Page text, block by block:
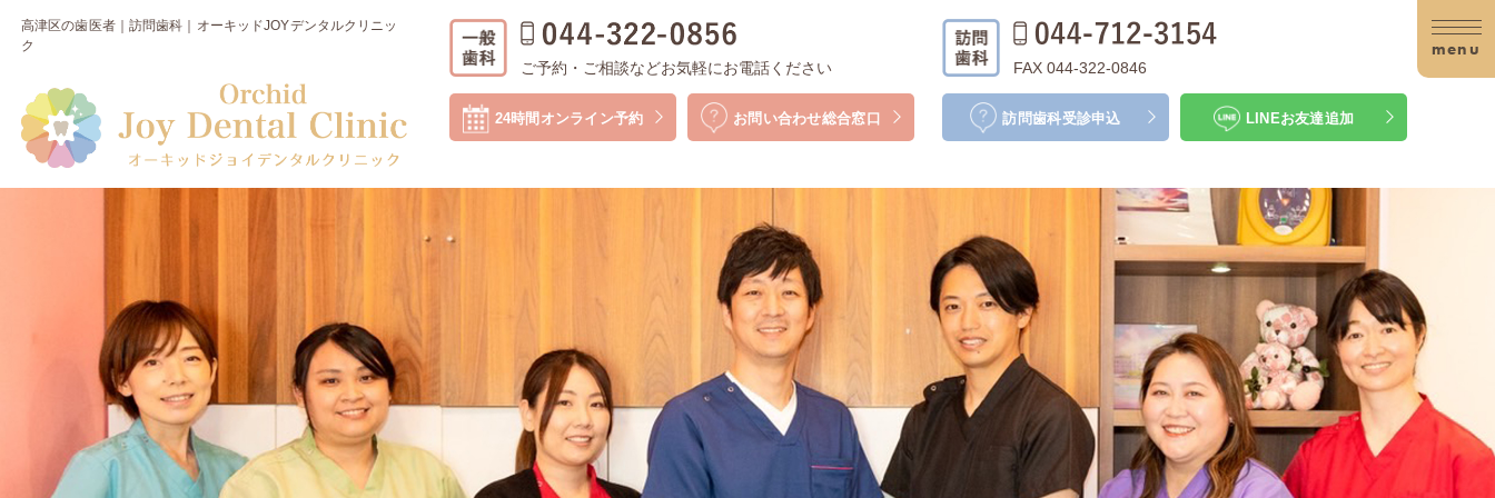
高津区の歯医者｜訪問歯科｜オーキッドJOYデンタルクリニッ
ク
ご予約・ご相談などお気軽にお電話ください
24時間 オンライン予約 お問い合わせ総合窓口
FAX 044-322-0846
訪問歯科受診申込 LINEお友達追加
menu